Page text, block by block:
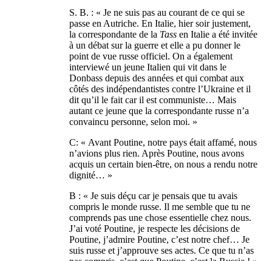
S. B. : « Je ne suis pas au courant de ce qui se
passe en Autriche. En Italie, hier soir justement,
la correspondante de la Tass en Italie a été invitée
à un débat sur la guerre et elle a pu donner le
point de vue russe officiel. On a également
interviewé un jeune Italien qui vit dans le
Donbass depuis des années et qui combat aux
côtés des indépendantistes contre l’Ukraine et il
dit qu’il le fait car il est communiste… Mais
autant ce jeune que la correspondante russe n’a
convaincu personne, selon moi. »
C: « Avant Poutine, notre pays était affamé, nous
n’avions plus rien. Après Poutine, nous avons
acquis un certain bien-être, on nous a rendu notre
dignité… »
B : « Je suis déçu car je pensais que tu avais
compris le monde russe. Il me semble que tu ne
comprends pas une chose essentielle chez nous.
J’ai voté Poutine, je respecte les décisions de
Poutine, j’admire Poutine, c’est notre chef… Je
suis russe et j’approuve ses actes. Ce que tu n’as